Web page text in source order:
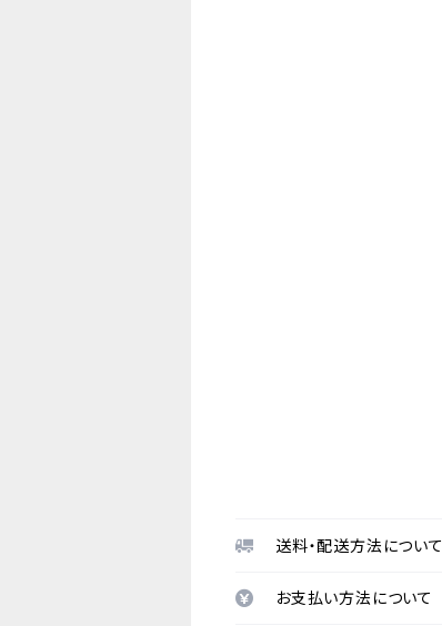
送料・配送方法について
お支払い方法について